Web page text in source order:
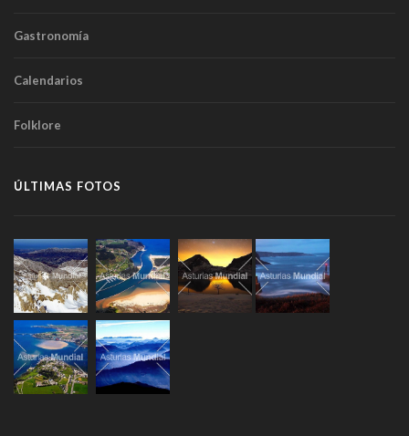
Gastronomía
Calendarios
Folklore
ÚLTIMAS FOTOS